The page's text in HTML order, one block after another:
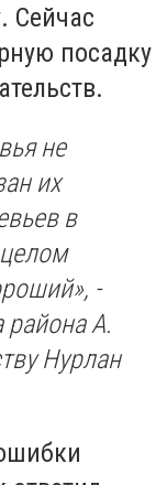
Сейчас
посадку
не
их
в
-
района А.
Нурлан